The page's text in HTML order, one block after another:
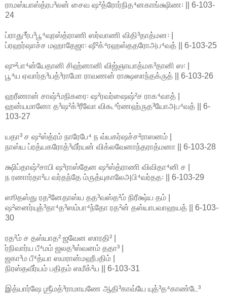
ராமஸ்யாஸ்த்ரப³லன் சைவ ஷ²த்ரோர்நித⁴னகாங்க்ஷிண꞉ || 6-103-
24
ப்ராது³ர்ப³பூ⁴வுரஸ்த்ராணி ஸர்வாணி விதி³தாத்மன꞉ |
ப்ரஹர்ஷாச்ச மஹாதேஜா꞉ ஷீ²க்⁴ரஹஸ்ததரோஅப⁴வத் || 6-103-25
ஷு²பா⁴ன்யேதானி சிஹ்னானி விஜ்ஞாயாத்மக³தானி ஸ꞉ |
பூ⁴ய ஏவார்த³யத்³ராமோ ராவணன் ராக்ஷஸாந்தக்ருத் || 6-103-26
ஹரீணான் சாஷ்²மநிகரை꞉ ஷ²ரவர்ஷைஷ்²ச ராக⁴வாத் |
ஹன்யமானோ த³ஷ²க்³ரீவோ விகூ⁴ர்ணஹ்ருத³யோஅப⁴வத் || 6-
103-27
யதா³ ச ஷ²ஸ்த்ரம் நாரேபே⁴ ந வ்யகர்ஷச்ச²ராஸனம் |
நாஸ்ய ப்ரத்யகரோத்³வீர்யன் விக்லவேனாந்தராத்மனா || 6-103-28
க்ஷிப்தாஷ்²சாபி ஷ²ராஸ்தேன ஷ²ஸ்த்ராணி விவிதா⁴னி ச |
ந ரணார்தா²ய வர்தந்தே ம்ருத்யுகாலேஅபி⁴வர்தத꞉ || 6-103-29
ஸூதஸ்து ரத²னேதாஸ்ய தத³வஸ்த²ம் நிரீக்ஷ்ய தம் |
ஷ²னைர்யுத்³தா⁴த³ஸம்பா⁴ந்தோ ரத²ன் தஸ்யாபவாஹயத் || 6-103-
30
ரத²ம் ச தஸ்யாத² ஜவேன ஸாரதி² |
ர்நிவார்ய பீ⁴மம் ஜலத³ஸ்வனம் ததா³ |
ஜகா³ம பீ⁴த்யா ஸமரான்மஹீபதிம் |
நிரஸ்தவீர்யம் பதிதம் ஸமீக்²ய || 6-103-31
இத்யார்ஷே ஶ்ரீமத்³ராமாயணே ஆதி³காவ்யே யுத்³த⁴காண்டே³